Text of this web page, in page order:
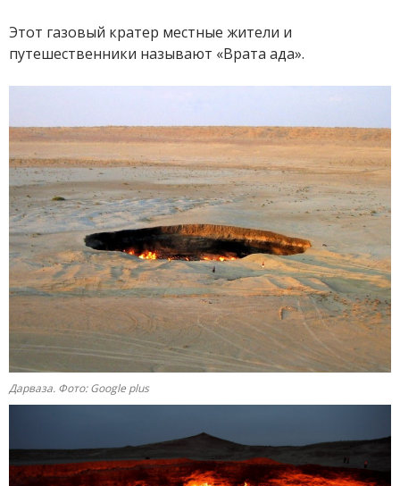
Этот газовый кратер местные жители и
путешественники называют «Врата ада».
Дарваза. Фото: Google plus